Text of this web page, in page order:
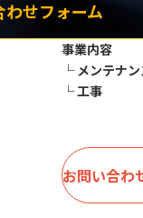
わせフォーム
事業内容
└ メンテナ
└ 工事
お問い合わ